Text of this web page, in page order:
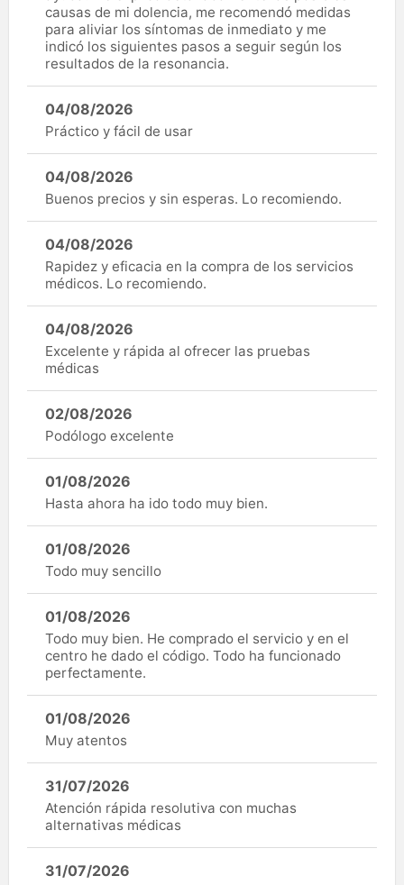
causas de mi dolencia, me recomendó medidas
para aliviar los síntomas de inmediato y me
indicó los siguientes pasos a seguir según los
resultados de la resonancia.
04/08/2026
Práctico y fácil de usar
04/08/2026
Buenos precios y sin esperas. Lo recomiendo.
04/08/2026
Rapidez y eficacia en la compra de los servicios
médicos. Lo recomiendo.
04/08/2026
Excelente y rápida al ofrecer las pruebas
médicas
02/08/2026
Podólogo excelente
01/08/2026
Hasta ahora ha ido todo muy bien.
01/08/2026
Todo muy sencillo
01/08/2026
Todo muy bien. He comprado el servicio y en el
centro he dado el código. Todo ha funcionado
perfectamente.
01/08/2026
Muy atentos
31/07/2026
Atención rápida resolutiva con muchas
alternativas médicas
31/07/2026